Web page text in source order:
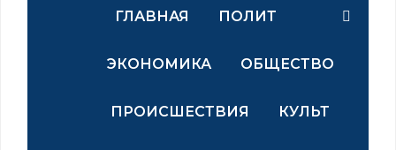
ГЛАВНАЯ ПОЛИТ
ЭКОНОМИКА ОБЩЕСТВО
ПРОИСШЕСТВИЯ КУЛЬТ